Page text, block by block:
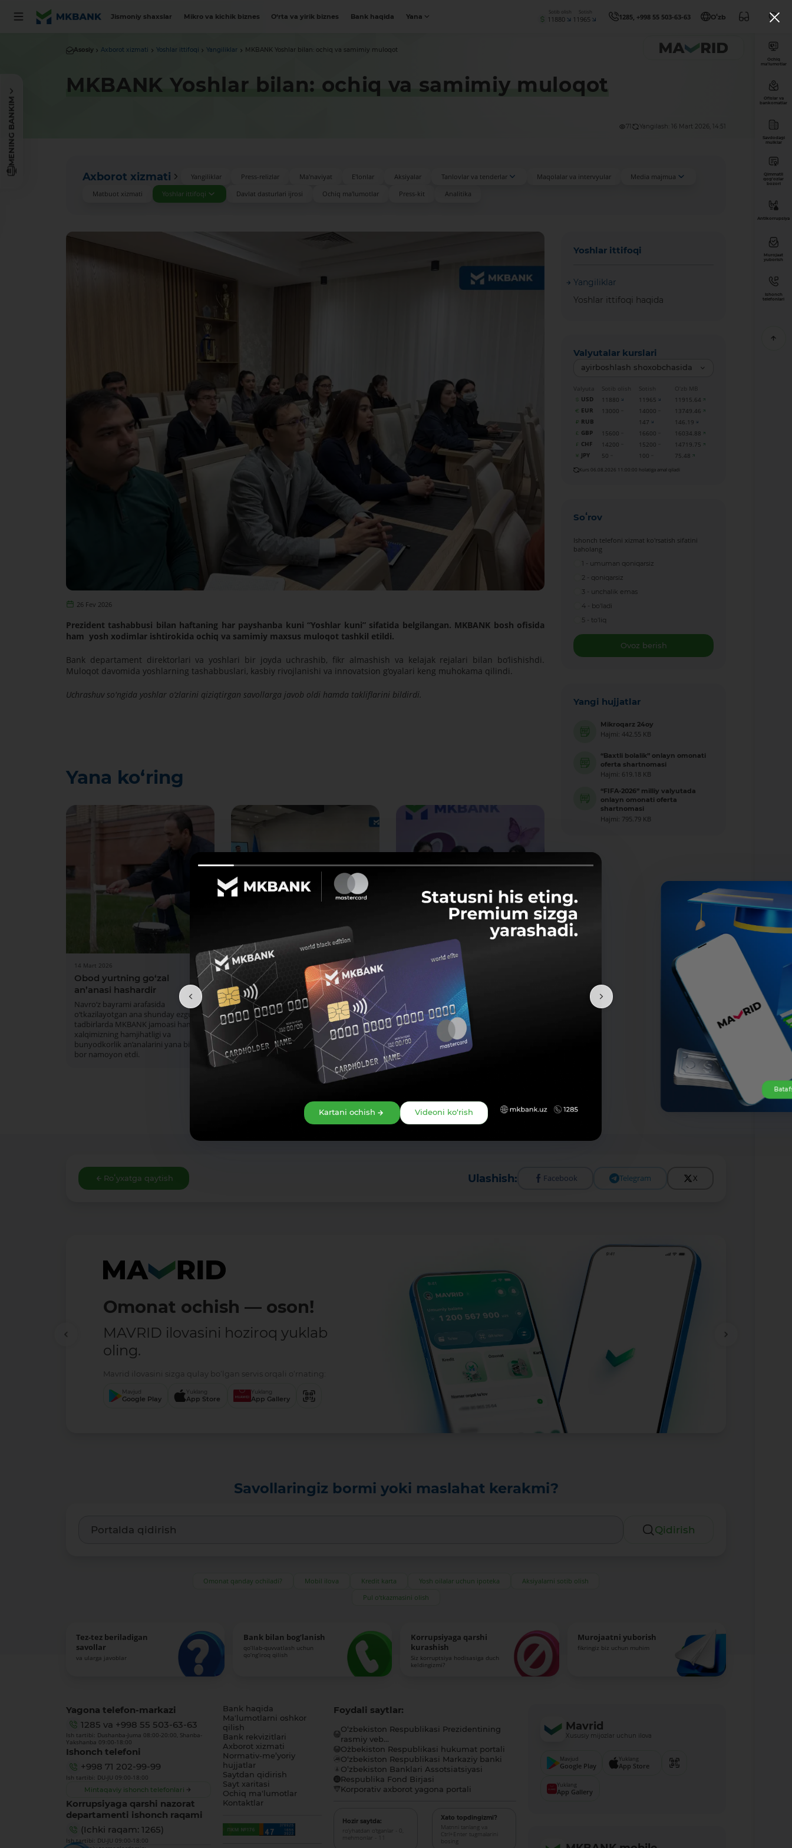
Jismoniy shaxslar Mikro va kichik biznes O‘rta va yirik biznes Bank haqida Yana
Sotib olish
11880
Sotish
11965 1285, +998 55 503-63-63 Oʻzb
MENING BANKIM
Asosiy Axborot xizmati Yoshlar ittifoqi Yangiliklar MKBANK Yoshlar bilan: ochiq va samimiy muloqot
MKBANK Yoshlar bilan: ochiq va samimiy muloqot
71 Yangilash: 16 Mart 2026, 14:51
Axborot xizmati Yangiliklar Press-relizlar Ma'naviyat E'lonlar Aksiyalar Tanlovlar va tenderlar Maqolalar va intervyular
Media majmua
Matbuot xizmati
Yoshlar ittifoqi Davlat dasturlari ijrosi Ochiq ma'lumotlar Press-kit Analitika
26 Fev 2026
Prezident tashabbusi bilan haftaning har payshanba kuni “Yoshlar kuni” sifatida belgilangan. MKBANK bosh ofisida
ham yosh xodimlar ishtirokida ochiq va samimiy maxsus muloqot tashkil etildi.
Bank departament direktorlari va yoshlari bir joyda uchrashib, fikr almashish va kelajak rejalari bilan bo‘lishishdi.
Muloqot davomida yoshlarning tashabbuslari, kasbiy rivojlanishi va innovatsion g‘oyalari keng muhokama qilindi.
Uchrashuv so'ngida yoshlar o‘zlarini qiziqtirgan savollarga javob oldi hamda takliflarini bildirdi.
Yana ko‘ring
14 Mart 2026
Obod yurtning go‘zal
an’anasi hashardir
Navro‘z bayrami arafasida
o‘tkazilayotgan ana shunday ezgu
tadbirlarda MKBANK jamoasi ham
xalqimizning hamjihatligi va
bunyodkorlik an’analarini yana bir
bor namoyon etdi.
10 Mart 2026
Korrupsiyasiz bank:
MKBANKda navbatdagi
o‘quv seminari tashkil etildi
Seminar davomida xodimlar o‘zlarini
qiziqtirgan savollarga javob olish
bilan birga, bu illatga birgalikda
kurashish lozimligini bildirishdi.
MKBANKda bayram shukuhi
Bayram muborak bo’lsin!
Yoshlar ittifoqi
Yangiliklar
Yoshlar ittifoqi haqida
Valyutalar kurslari
ayirboshlash shoxobchasida
Valyuta Sotib olish Sotish
O‘zb MB
USD
11880 11965
11915.64
EUR
13000 14000
13749.46
RUB
147
146.19
GBP
15600 16600
16034.88
CHF
14200 15200
14719.75
JPY
50 100 75.48
Kurs 06.08.2026 11:00:00 holatiga amal qiladi
Soʻrov
Ishonch telefoni xizmat ko'rsatish sifatini
baholang
1 - umuman qoniqarsiz
2 - qoniqarsiz
3 - unchalik emas
4 - bo'ladi
5 - to'liq
Ovoz berish
Yangi hujjatlar
Mikroqarz 24oy
Hajmi: 442.55 KB
“Baxtli bolalik” onlayn omonati
oferta shartnomasi
Hajmi: 619.18 KB
“FIFA-2026” milliy valyutada
onlayn omonati oferta
shartnomasi
Hajmi: 795.79 KB
Roʻyxatga qaytish Ulashish: Facebook Telegram X
Omonat ochish — oson!
MAVRID ilovasini hoziroq yuklab
oling.
Mavrid ilovasini sizga qulay bo‘lgan servis orqali o‘rnating:
Mavjud
Google Play
Yuklang
App Store
Yuklang
App Gallery
Savollaringiz bormi yoki maslahat kerakmi?
Qidirish
Omonat qanday ochiladi? Mobil ilova Kredit karta Yosh oilalar uchun ipoteka
Aksiyalarni sotib olish
Pul o‘tkazmasini olish
Tez-tez beriladigan
savollar
va ularga javoblar
Bank bilan bog‘lanish
qo‘llab-quvvatlash uchun
qo‘ng‘iroq qilish
Korrupsiyaga qarshi
kurashish
Siz korruptsiya hodisasiga duch
keldingizmi?
Murojaatni yuborish
fikringiz biz uchun muhim
Ochiq
ma’lumotlar
Ofislar va
bankomatlar
Savdodagi
mulklar
Qimmatli
qog'ozlar
bozori
Antikorrupsiya
Murojaat
yuborish
Ishonch
telefonlari
Yagona telefon-markazi
1285 va +998 55 503-63-63
Ish tartibi: Dushanba-Juma 08:00-20:00, Shanba-
Yakshanba 09:00-18:00
Ishonch telefoni
+998 71 202-99-99
Ish tartibi: DU-JU 09:00-18:00
Mintaqaviy ishonch telefonlari
Korrupsiyaga qarshi nazorat
departamenti ishonch raqami
(Ichki raqam: 1265)
Ish tartibi: DU-JU 09:00-18:00
Bank haqida
Ma'lumotlarni oshkor
qilish
Bank rekvizitlari
Axborot xizmati
Normativ-me’yoriy
hujjatlar
Saytdan qidirish
Sayt xaritasi
Ochiq ma'lumotlar
Kontaktlar
Foydali saytlar:
O‘zbekiston Respublikasi Prezidentining
rasmiy veb...
O`zbekiston Respublikasi hukumat portali
O‘zbekiston Respublikasi Markaziy banki
O’zbekiston Banklari Assotsiatsiyasi
Respublika Fond Birjasi
Korporativ axborot yagona portali
Hozir saytda:
ro‘yhatdan o‘tganlar - 0,
mehmonlar - 11
Xato topdingizmi?
Matnni tanlang va
Ctrl+Enter tugmalarini
bosing
Mavrid
Xususiy mijozlar uchun ilova
Mavjud
Google Play
Yuklang
App Store
Yuklang
App Gallery
Kartani ochish Videoni ko‘rish